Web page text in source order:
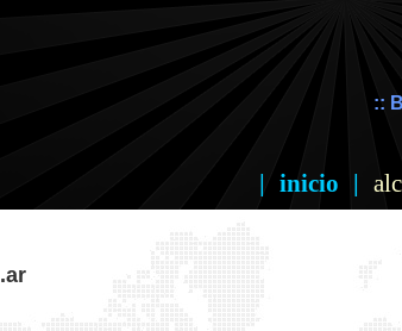
::
| inicio |